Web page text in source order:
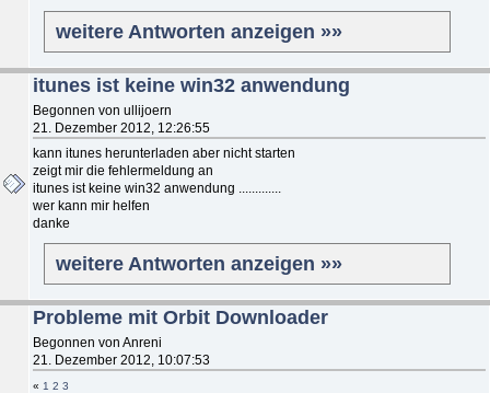
weitere Antworten anzeigen »»
itunes ist keine win32 anwendung
Begonnen von ullijoern
21. Dezember 2012, 12:26:55
kann itunes herunterladen aber nicht starten
zeigt mir die fehlermeldung an
itunes ist keine win32 anwendung .............
wer kann mir helfen
danke
weitere Antworten anzeigen »»
Probleme mit Orbit Downloader
Begonnen von Anreni
21. Dezember 2012, 10:07:53
« 1 2 3